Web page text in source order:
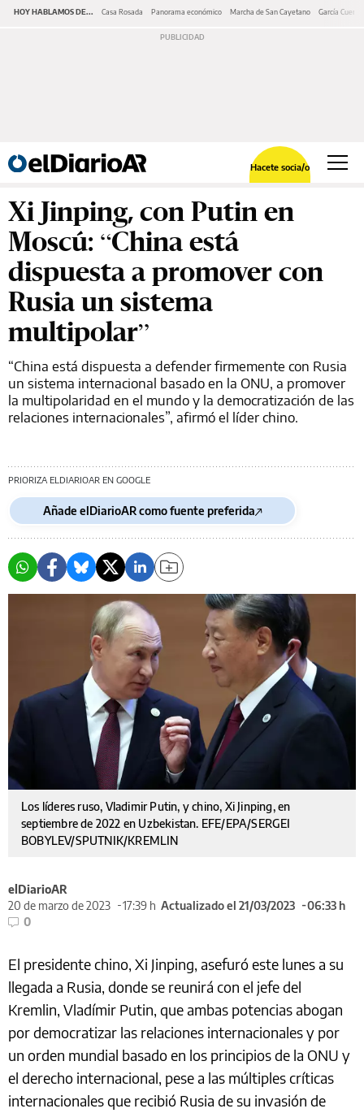
HOY HABLAMOS DE... Casa Rosada Panorama económico Marcha de San Cayetano García Cuerva
Hacete socia/o
Xi Jinping, con Putin en
Moscú: “China está
dispuesta a promover con
Rusia un sistema
multipolar”
“China está dispuesta a defender firmemente con Rusia
un sistema internacional basado en la ONU, a promover
la multipolaridad en el mundo y la democratización de las
relaciones internacionales”, afirmó el líder chino.
PRIORIZA ELDIARIOAR EN GOOGLE
Añade elDiarioAR como fuente preferida
Los líderes ruso, Vladimir Putin, y chino, Xi Jinping, en
septiembre de 2022 en Uzbekistan. EFE/EPA/SERGEI
BOBYLEV/SPUTNIK/KREMLIN
elDiarioAR
20 de marzo de 2023
17:39 h Actualizado el 21/03/2023
06:33 h
0
El presidente chino, Xi Jinping, asefuró este lunes a su
llegada a Rusia, donde se reunirá con el jefe del
Kremlin, Vladímir Putin, que ambas potencias abogan
por democratizar las relaciones internacionales y por
un orden mundial basado en los principios de la ONU y
el derecho internacional, pese a las múltiples críticas
internacionales que recibió Rusia de su invasión de